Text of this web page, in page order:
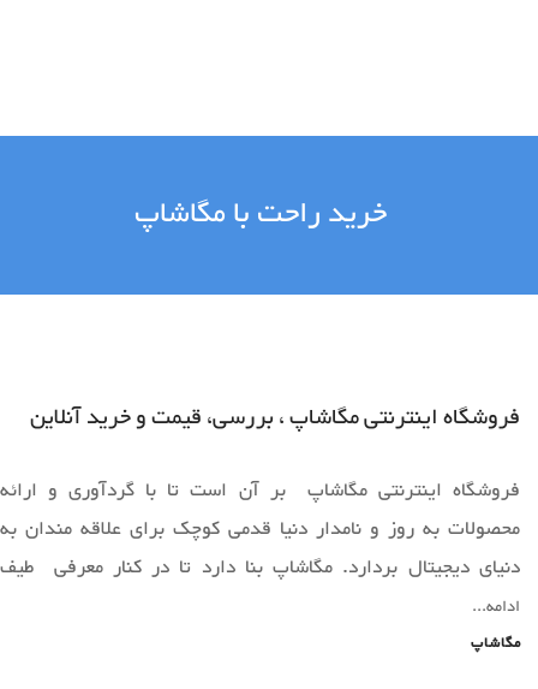
خرید راحت با مگاشاپ
فروشگاه اینترنتی مگاشاپ ، بررسی، قیمت و خرید آنلاین
فروشگاه اینترنتی مگاشاپ بر آن است تا با گردآوری و ارائه
محصولات به روز و نامدار دنیا قدمی کوچک برای علاقه مندان به
دنیای دیجیتال بردارد. مگاشاپ بنا دارد تا در کنار معرفی طیف
وسیعی از محصولات به روز دنیا ،فضایی را برای خرید آسان و ارائه
محصولات قابل عرضه دراختیار همه همراهان خود قرار دهد.
ادامه...
مگاشاپ